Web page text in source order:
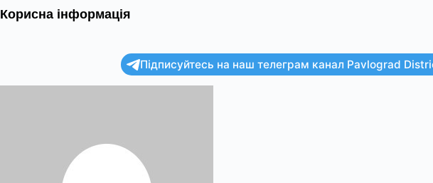
Корисна інформація
Підписуйтесь на наш телеграм канал Pavlograd